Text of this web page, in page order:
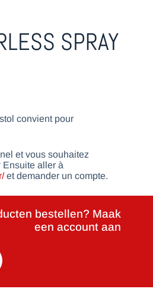
SPRAY
convient pour
et vous souhaitez
Ensuite aller à
et demander un compte.
bestellen? Maak
een account aan